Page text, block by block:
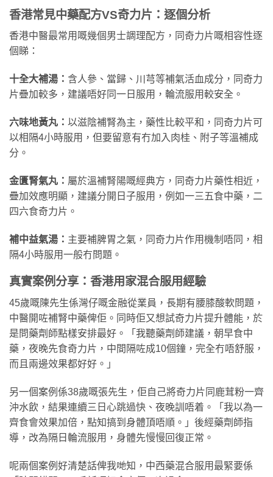
香港常見中藥配方VS奇力片：逐個分析
香港中醫最常用嘅幾個男士調理配方，同奇力片嘅相容性逐
個睇：
十全大補湯： 含人參、當歸、川芎等補氣活血成分，同奇力
片疊加較多，建議唔好同一日服用，輪流服用較安全。
六味地黃丸： 以滋陰補腎為主，藥性比較平和，同奇力片可
以相隔4小時服用，但要留意有冇加入肉桂、附子等溫補成
分。
金匱腎氣丸： 屬於溫補腎陽嘅經典方，同奇力片藥性相近，
疊加效應明顯，建議分開日子服用，例如一三五食中藥，二
四六食奇力片。
補中益氣湯： 主要補脾胃之氣，同奇力片作用機制唔同，相
隔4小時服用一般冇問題。
真實案例分享：香港用家混合服用經驗
45歲嘅陳先生係灣仔嘅金融從業員，長期有腰膝酸軟問題，
中醫開咗補腎中藥俾佢。同時佢又想試奇力片提升體能，於
是問藥劑師點樣安排最好。「我聽藥劑師建議，朝早食中
藥，夜晚先食奇力片，中間隔咗成10個鐘，完全冇唔舒服，
而且兩邊效果都好好。」
另一個案例係38歲嘅張先生，佢自己將奇力片同鹿茸粉一齊
沖水飲，結果連續三日心跳過快、夜晚訓唔着。「我以為一
齊食會效果加倍，點知搞到身體頂唔順。」後經藥劑師指
導，改為隔日輪流服用，身體先慢慢回復正常。
呢兩個案例好清楚話俾我哋知，中西藥混合服用最緊要係